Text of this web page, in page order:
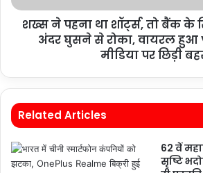
शख्स ने पहना था शॉर्ट्स, तो बैंक के
अंदर घुसने से रोका, वायरल हुआ
मीडिया पर छिड़ी
Related Articles
62 वें
सृष्टि